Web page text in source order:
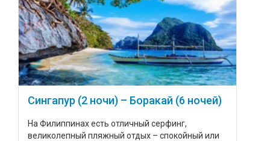
Сингапур (2 ночи) – Боракай (6 ночей)
На Филиппинах есть отличный серфинг,
великолепный пляжный отдых – спокойный или